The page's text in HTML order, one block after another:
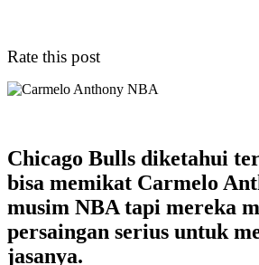
Rate this post
Chicago Bulls diketahui
bisa memikat Carmelo
musim NBA tapi mereka
persaingan serius untuk
jasanya.